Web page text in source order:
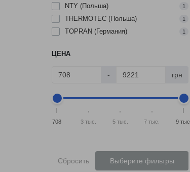
NTY (Польша) 1
THERMOTEC (Польша) 1
TOPRAN (Германия) 1
ЦЕНА
- грн
708 3 тыс. 5 тыс. 7 тыс. 9 тыс.
Сбросить Выберите фильтры